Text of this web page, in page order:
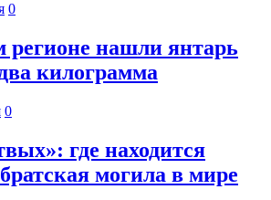
0
регионе нашли янтарь
килограмма
0
где находится
могила в мире